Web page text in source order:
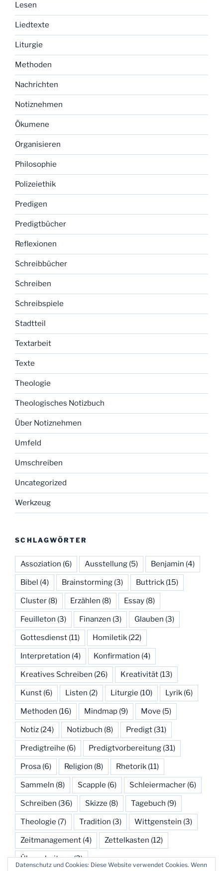
Lesen
Liedtexte
Liturgie
Methoden
Nachrichten
Notiznehmen
Ökumene
Organisieren
Philosophie
Polizeiethik
Predigen
Predigtbücher
Reflexionen
Schreibbücher
Schreiben
Schreibspiele
Stadtteil
Textarbeit
Texte
Theologie
Theologisches Notizbuch
Über Notiznehmen
Umfeld
Umschreiben
Uncategorized
Werkzeug
SCHLAGWÖRTER
Assoziation (6) Ausstellung (5) Benjamin (4)
Bibel (4) Brainstorming (3) Buttrick (15)
Cluster (8) Erzählen (8) Essay (8)
Feuilleton (3) Finanzen (3) Glauben (3)
Gottesdienst (11) Homiletik (22)
Interpretation (4) Konfirmation (4)
Kreatives Schreiben (26) Kreativität (13)
Kunst (6) Listen (2) Liturgie (10) Lyrik (6)
Methoden (16) Mindmap (9) Move (5)
Notiz (24) Notizbuch (8) Predigt (31)
Predigtreihe (6) Predigtvorbereitung (31)
Prosa (6) Religion (8) Rhetorik (11)
Sammeln (8) Scapple (6) Schleiermacher (6)
Schreiben (36) Skizze (8) Tagebuch (9)
Theologie (7) Tradition (3) Wittgenstein (3)
Zeitmanagement (4) Zettelkasten (12)
Überarbeitung(3)
Datenschutz und Cookies: Diese Website verwendet Cookies. Wenn